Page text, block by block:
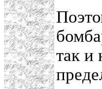
так и